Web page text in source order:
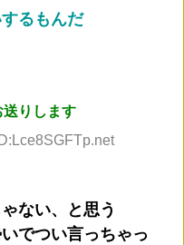
るもんだ
りします
ない、と思う
でつい言っちゃっ